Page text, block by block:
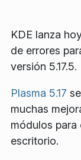
KDE lanza
de errores
versión 5.17.5.
Plasma 5.17
muchas
módulos para
escritorio.